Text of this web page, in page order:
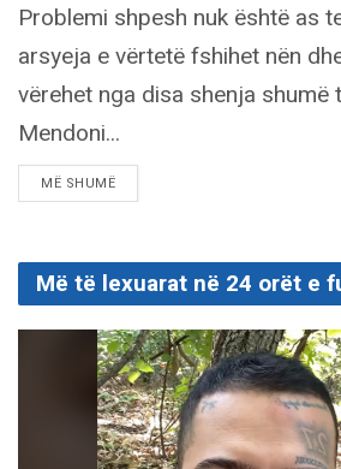
Problemi shpesh nuk është as
arsyeja e vërtetë fshihet nën
vërehet nga disa shenja shumë
Mendoni...
MË SHUMËDETAILS
Më të lexuarat në 24 orët e